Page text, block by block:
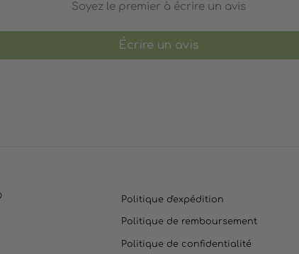
Soyez le premier à écrire un avis
Écrire un avis
Politique d'expédition
Politique de remboursement
Politique de confidentialité